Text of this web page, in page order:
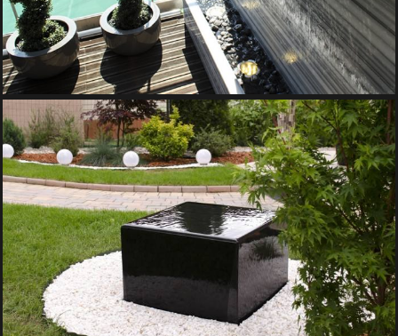
CASCADA DE GRADINA – OGLINDA CERULUI
Fantani Decorative, Iazuri si Cascade